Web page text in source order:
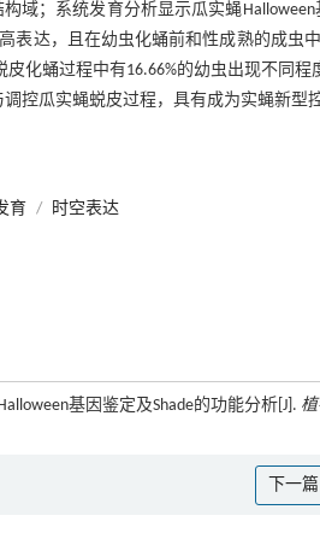
域；系统发育分析显示瓜实蝇
达，且在幼虫化蛹前和性成熟的成虫
皮化蛹过程中有16.66%的幼虫出现不同
控瓜实蝇蜕皮过程，具有成为实蝇新型
育 / 时空表达
基因鉴定及Shade的功能分析[J].
下一篇